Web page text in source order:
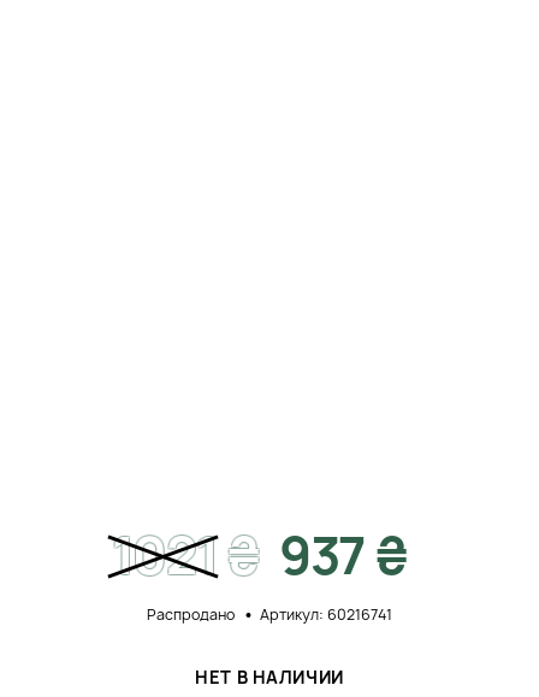
1021₴ 937 ₴
Распродано Артикул: 60216741
НЕТ В НАЛИЧИИ